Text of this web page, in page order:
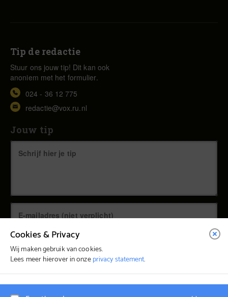
Tip de redactie
Stuur ons jouw tip! Dit kan ook
anoniem met het formulier.
024 - 36 12 775
redactie@vox.ru.nl
Jouw tip
© Vox Magazine 2026
Cookies & Privacy
Wij maken gebruik van cookies.
Lees meer hierover in onzeprivacy statement.